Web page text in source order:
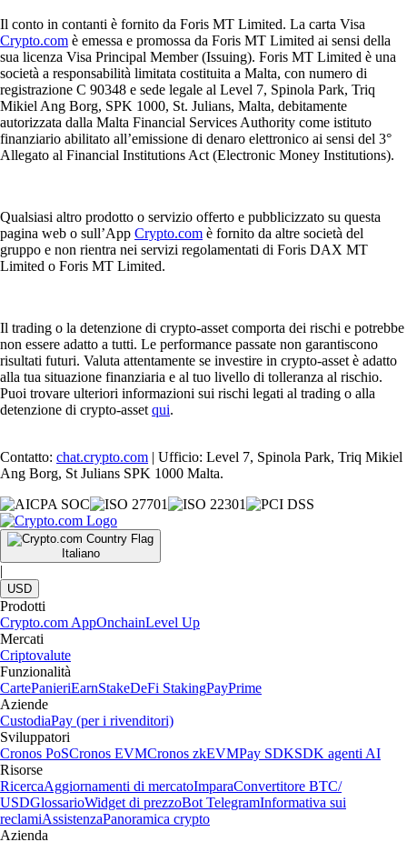
Il conto in contanti è fornito da Foris MT Limited. La carta Visa
Crypto.com è emessa e promossa da Foris MT Limited ai sensi della
sua licenza Visa Principal Member (Issuing). Foris MT Limited è una
società a responsabilità limitata costituita a Malta, con numero di
registrazione C 90348 e sede legale al Level 7, Spinola Park, Triq
Mikiel Ang Borg, SPK 1000, St. Julians, Malta, debitamente
autorizzata dalla Malta Financial Services Authority come istituto
finanziario abilitato all’emissione di denaro elettronico ai sensi del 3°
Allegato al Financial Institutions Act (Electronic Money Institutions).
Qualsiasi altro prodotto o servizio offerto e pubblicizzato su questa
pagina web o sull’App Crypto.com è fornito da altre società del
gruppo e non rientra nei servizi regolamentati di Foris DAX MT
Limited o Foris MT Limited.
Il trading o la detenzione di crypto-asset comporta dei rischi e potrebbe
non essere adatto a tutti. Le performance passate non garantiscono
risultati futuri. Valuta attentamente se investire in crypto-asset è adatto
alla tua situazione finanziaria e al tuo livello di tolleranza al rischio.
Puoi trovare ulteriori informazioni sui rischi legati al trading o alla
detenzione di crypto-asset qui.
Contatto: chat.crypto.com | Ufficio: Level 7, Spinola Park, Triq Mikiel
Ang Borg, St Julians SPK 1000 Malta.
Italiano
|
USD
Prodotti
Crypto.com AppOnchainLevel Up
Mercati
Criptovalute
Funzionalità
CartePanieriEarnStakeDeFi StakingPayPrime
Aziende
CustodiaPay (per i rivenditori)
Sviluppatori
Cronos PoSCronos EVMCronos zkEVMPay SDKSDK agenti AI
Risorse
RicercaAggiornamenti di mercatoImparaConvertitore BTC/
USDGlossarioWidget di prezzoBot TelegramInformativa sui
reclamiAssistenzaPanoramica crypto
Azienda